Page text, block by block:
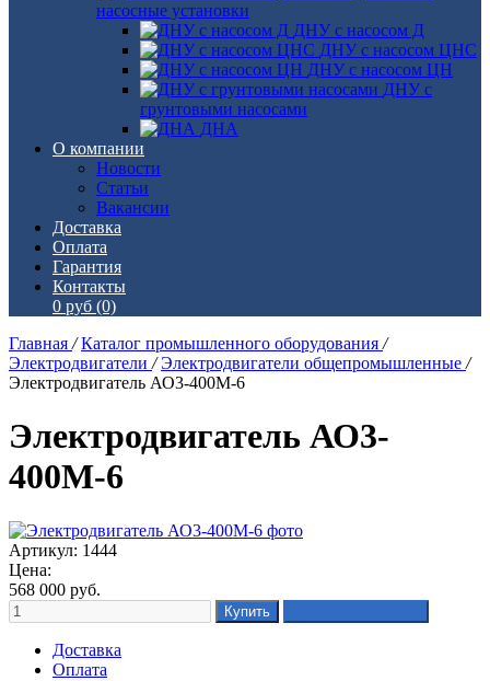
насосные установки
ДНУ с насосом Д
ДНУ с насосом ЦНС
ДНУ с насосом ЦН
ДНУ с
грунтовыми насосами
ДНА
О компании
Новости
Статьи
Вакансии
Доставка
Оплата
Гарантия
Контакты
0 руб (0)
Главная / Каталог промышленного оборудования /
Электродвигатели / Электродвигатели общепромышленные /
Электродвигатель АО3-400М-6
Электродвигатель АО3-
400М-6
Артикул: 1444
Цена:
568 000 руб.
Доставка
Оплата